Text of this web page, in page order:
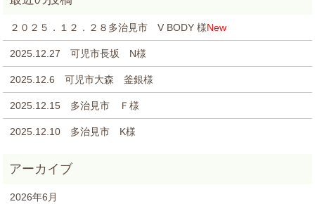
２０２５．１２．２８多治見市 V BODY 様New
2025.12.27 可児市長坂 N様
2025.12.6 可児市大森 釜銀様
2025.12.15 多治見市 Ｆ様
2025.12.10 多治見市 K様
2026年6月